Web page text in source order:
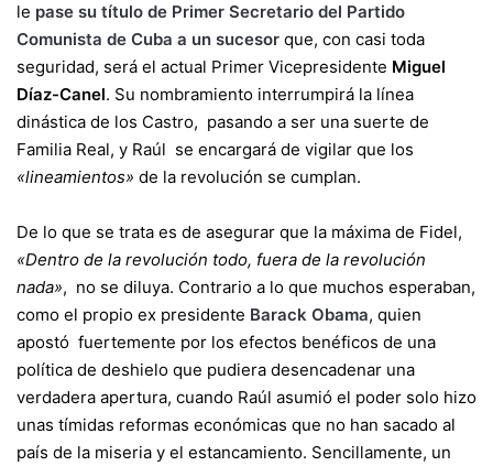
le pase su título de Primer Secretario del Partido
Comunista de Cuba a un sucesor que, con casi toda
seguridad, será el actual Primer Vicepresidente Miguel
Díaz-Canel. Su nombramiento interrumpirá la línea
dinástica de los Castro, pasando a ser una suerte de
Familia Real, y Raúl se encargará de vigilar que los
«lineamientos» de la revolución se cumplan.
De lo que se trata es de asegurar que la máxima de Fidel,
«Dentro de la revolución todo, fuera de la revolución
nada», no se diluya. Contrario a lo que muchos esperaban,
como el propio ex presidente Barack Obama, quien
apostó fuertemente por los efectos benéficos de una
política de deshielo que pudiera desencadenar una
verdadera apertura, cuando Raúl asumió el poder solo hizo
unas tímidas reformas económicas que no han sacado al
país de la miseria y el estancamiento. Sencillamente, un